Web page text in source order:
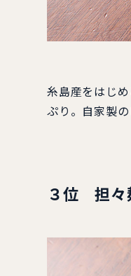
糸島産をはじ
ぷり。自家製の
３位 担々